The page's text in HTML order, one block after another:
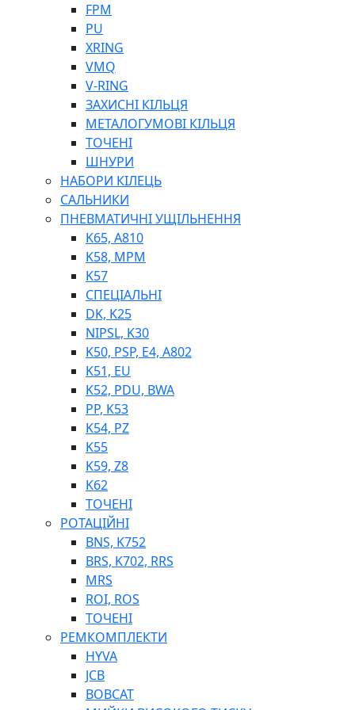
ШЛАНГИ, ТРУБКИ
ШПРИЦИ МАСТИЛЬНІ
ТОСОЛ, АНТИФРИЗ
ОЛИВА-ПАЛИВО
ПОВІТРЯ-ВОДА
ДЛЯ ЗВАРЮВАННЯ
НАПІРНО-ВСМОКТУЮЧІ
ФІЛЬТРИ ДЛЯ ПАЛЬНОГО
ПІДДОНИ ДЛЯ БОЧОК
МОДУЛЬНІ АЗС
МЕТРОЛОГІЧНЕ ОБЛАДНАННЯ
ЛІЧИЛЬНИКИ І ВИТРАТОМІРИ ДЛЯ ПАЛЬНОГО
КОТУШКИ ДЛЯ ШЛАНГІВ
НАСОСИ ДЛЯ ПАЛЬНОГО
МОБІЛЬНІ КОЛОНКИ ТА КОМПЛЕКТИ ЗАПРАВКИ
СТАЦІОНАРНІ КОЛОНКИ
ПІСТОЛЕТИ
КОМПЛЕКТУЮЧІ ДЛЯ РУКАВІВ ВИСОКОГО ТИСКУ
FPM
PU
XRING
VMQ
V-RING
ЗАХИСНІ КІЛЬЦЯ
МЕТАЛОГУМОВІ КІЛЬЦЯ
ТОЧЕНІ
ШНУРИ
НАБОРИ КІЛЕЦЬ
САЛЬНИКИ
ПНЕВМАТИЧНІ УЩІЛЬНЕННЯ
K65, A810
K58, MPM
K57
СПЕЦІАЛЬНІ
DK, K25
NIPSL, K30
K50, PSP, E4, A802
K51, EU
K52, PDU, BWA
PP, K53
K54, PZ
K55
K59, Z8
K62
ТОЧЕНІ
РОТАЦІЙНІ
BNS, K752
BRS, K702, RRS
MRS
ROI, ROS
ТОЧЕНІ
РЕМКОМПЛЕКТИ
HYVA
JCB
BOBCAT